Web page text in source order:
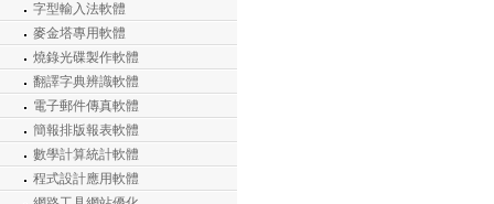
字型輸入法軟體
麥金塔專用軟體
燒錄光碟製作軟體
翻譯字典辨識軟體
電子郵件傳真軟體
簡報排版報表軟體
數學計算統計軟體
程式設計應用軟體